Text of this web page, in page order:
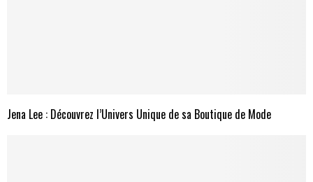
Jena Lee : Découvrez l’Univers Unique de sa Boutique de Mode